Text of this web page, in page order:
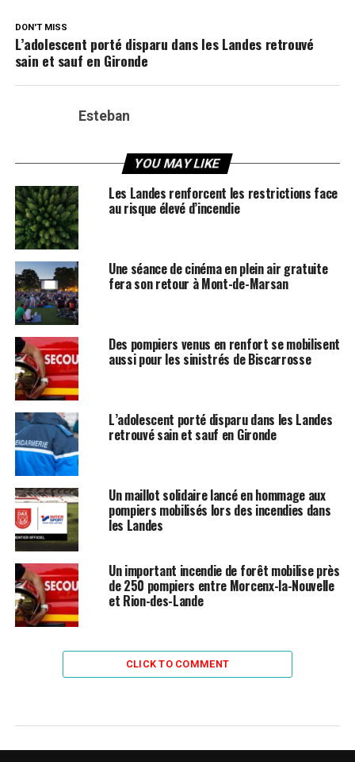
DON'T MISS
L’adolescent porté disparu dans les Landes retrouvé
sain et sauf en Gironde
Esteban
YOU MAY LIKE
Les Landes renforcent les restrictions face
au risque élevé d’incendie
Une séance de cinéma en plein air gratuite
fera son retour à Mont-de-Marsan
Des pompiers venus en renfort se mobilisent
aussi pour les sinistrés de Biscarrosse
L’adolescent porté disparu dans les Landes
retrouvé sain et sauf en Gironde
Un maillot solidaire lancé en hommage aux
pompiers mobilisés lors des incendies dans
les Landes
Un important incendie de forêt mobilise près
de 250 pompiers entre Morcenx-la-Nouvelle
et Rion-des-Lande
CLICK TO COMMENT